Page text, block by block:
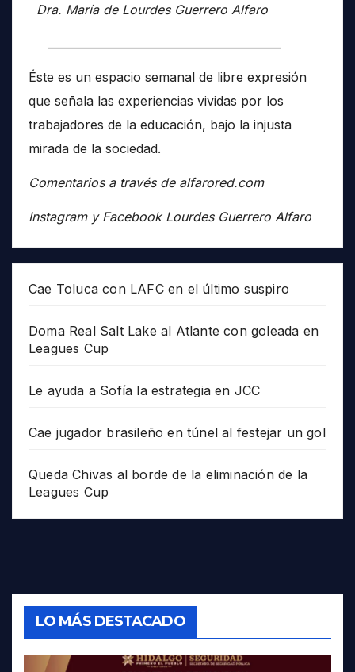
Dra. María de Lourdes Guerrero Alfaro
Éste es un espacio semanal de libre expresión
que señala las experiencias vividas por los
trabajadores de la educación, bajo la injusta
mirada de la sociedad.
Comentarios a través de alfarored.com
Instagram y Facebook Lourdes Guerrero Alfaro
Cae Toluca con LAFC en el último suspiro
Doma Real Salt Lake al Atlante con goleada en
Leagues Cup
Le ayuda a Sofía la estrategia en JCC
Cae jugador brasileño en túnel al festejar un gol
Queda Chivas al borde de la eliminación de la
Leagues Cup
LO MÁS DESTACADO